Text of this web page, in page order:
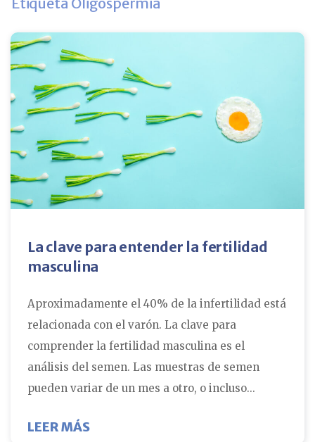
La clave para entender la fertilidad
masculina
Aproximadamente el 40% de la infertilidad está
relacionada con el varón. La clave para
comprender la fertilidad masculina es el
análisis del semen. Las muestras de semen
pueden variar de un mes a otro, o incluso...
LEER MÁSSOBRE LA CLAVE PARA ENTENDER